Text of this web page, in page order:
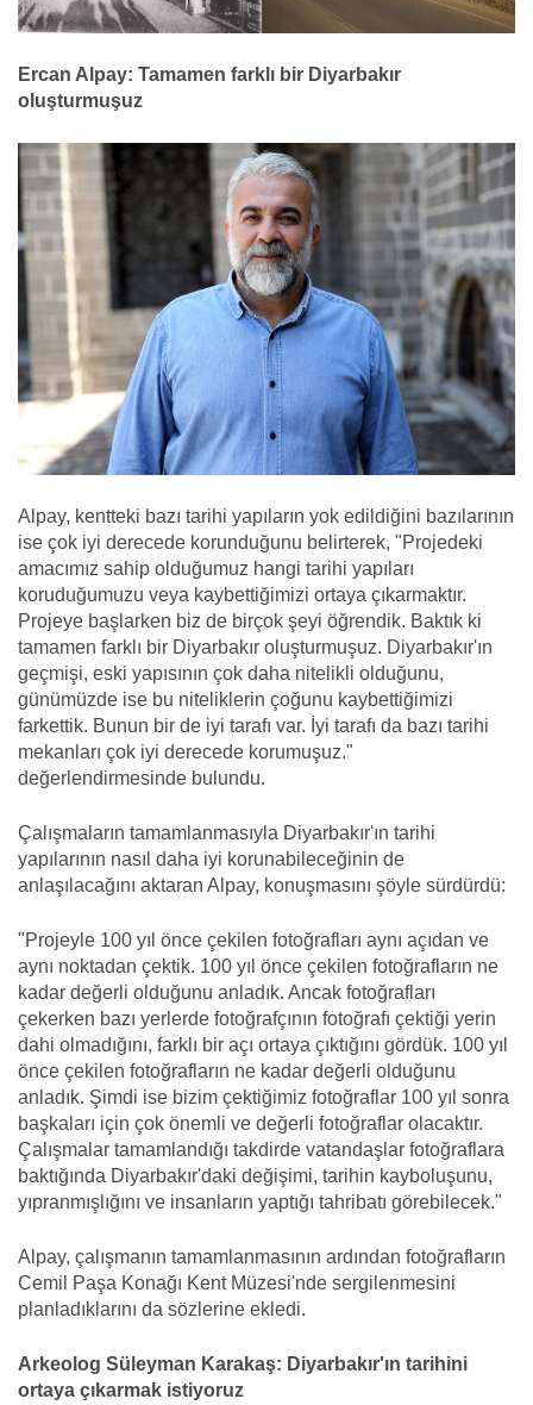
Ercan Alpay: Tamamen farklı bir Diyarbakır
oluşturmuşuz
Alpay, kentteki bazı tarihi yapıların yok edildiğini bazılarının
ise çok iyi derecede korunduğunu belirterek, "Projedeki
amacımız sahip olduğumuz hangi tarihi yapıları
koruduğumuzu veya kaybettiğimizi ortaya çıkarmaktır.
Projeye başlarken biz de birçok şeyi öğrendik. Baktık ki
tamamen farklı bir Diyarbakır oluşturmuşuz. Diyarbakır'ın
geçmişi, eski yapısının çok daha nitelikli olduğunu,
günümüzde ise bu niteliklerin çoğunu kaybettiğimizi
farkettik. Bunun bir de iyi tarafı var. İyi tarafı da bazı tarihi
mekanları çok iyi derecede korumuşuz."
değerlendirmesinde bulundu.
Çalışmaların tamamlanmasıyla Diyarbakır'ın tarihi
yapılarının nasıl daha iyi korunabileceğinin de
anlaşılacağını aktaran Alpay, konuşmasını şöyle sürdürdü:
"Projeyle 100 yıl önce çekilen fotoğrafları aynı açıdan ve
aynı noktadan çektik. 100 yıl önce çekilen fotoğrafların ne
kadar değerli olduğunu anladık. Ancak fotoğrafları
çekerken bazı yerlerde fotoğrafçının fotoğrafı çektiği yerin
dahi olmadığını, farklı bir açı ortaya çıktığını gördük. 100 yıl
önce çekilen fotoğrafların ne kadar değerli olduğunu
anladık. Şimdi ise bizim çektiğimiz fotoğraflar 100 yıl sonra
başkaları için çok önemli ve değerli fotoğraflar olacaktır.
Çalışmalar tamamlandığı takdirde vatandaşlar fotoğraflara
baktığında Diyarbakır'daki değişimi, tarihin kayboluşunu,
yıpranmışlığını ve insanların yaptığı tahribatı görebilecek."
Alpay, çalışmanın tamamlanmasının ardından fotoğrafların
Cemil Paşa Konağı Kent Müzesi'nde sergilenmesini
planladıklarını da sözlerine ekledi.
Arkeolog Süleyman Karakaş: Diyarbakır'ın tarihini
ortaya çıkarmak istiyoruz